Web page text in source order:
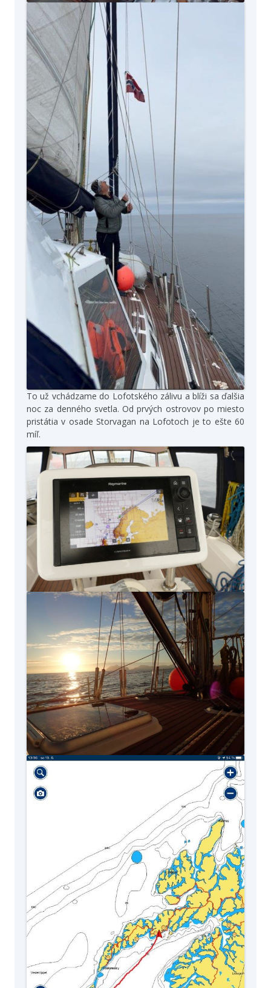
To už vchádzame do Lofotského zálivu a blíži sa ďalšia
noc za denného svetla. Od prvých ostrovov po miesto
pristátia v osade Storvagan na Lofotoch je to ešte 60
míľ.